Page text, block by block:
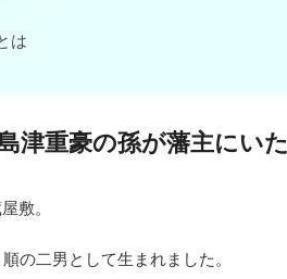
は
津重豪の孫が藩主にいた
敷。
の二男として生まれました。